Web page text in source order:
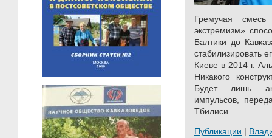
Гремучая
экстремизм»
Балтики до
стабилизировать
Киеве в 2014 г.
Никакого
Будет лишь
импульсов,
Тбилиси.
Публикации |